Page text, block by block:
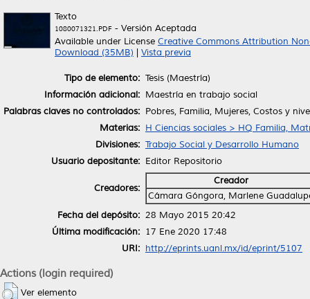
Texto
1080071321.PDF - Versión Aceptada
Available under License Creative Commons Attribution
Download (35MB)
Vista previa
Tipo de elemento: Tesis (Maestría)
Información adicional: Maestría en trabajo social
Palabras claves no controlados: Pobres, Familia, Mujeres, Costos y
Materias: H Ciencias sociales > HQ Familia,
Divisiones: Trabajo Social y Desarrollo Humano
Usuario depositante: Editor Repositorio
Creadores:
Creador
Cámara Góngora, Marlene
Fecha del depósito: 28 Mayo 2015 20:42
Última modificación: 17 Ene 2020 17:48
URI: http://eprints.uanl.mx/id/eprint/5107
Actions (login required)
Ver elemento